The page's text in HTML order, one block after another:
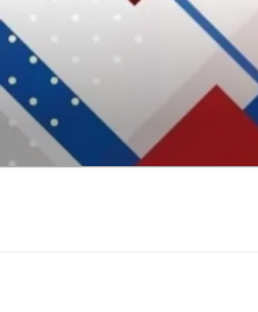
Aller
au
contenu
principal